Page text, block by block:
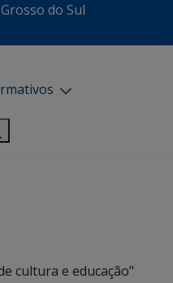
do Sul
cultura e educação"